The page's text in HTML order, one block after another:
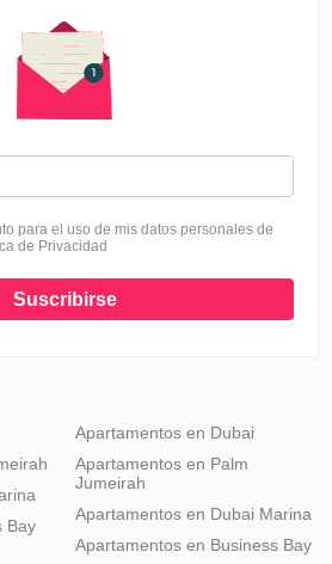
para el uso de mis datos personales de
de Privacidad
Suscribirse
Bay
Apartamentos en Dubai
Apartamentos en Palm
Jumeirah
Apartamentos en Dubai Marina
Apartamentos en Business Bay